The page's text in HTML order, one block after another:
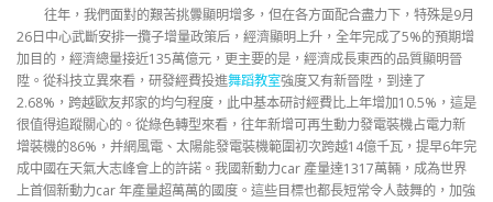
往年，我們面對的艱苦挑釁顯明增多，但在各方面配合盡力下，特殊是9月
26日中心武斷安排一攬子增量政策后，經濟顯明上升，全年完成了5%的預期增
加目的，經濟總量接近135萬億元，更主要的是，經濟成長東西的品質顯明晉
陞。從科技立異來看，研發經費投進舞蹈教室強度又有新晉陞，到達了
2.68%，跨越歐友邦家的均勻程度，此中基本研討經費比上年增加10.5%，這是
很值得追蹤關心的。從綠色轉型來看，往年新增可再生動力發電裝機占電力新
增裝機的86%，并網風電、太陽能發電裝機範圍初次跨越14億千瓦，提早6年完
成中國在天氣大志峰會上的許諾。我國新動力car 產量達1317萬輛，成為世界
上首個新動力car 年產量超萬萬的國度。這些目標也都長短常令人鼓舞的，加強